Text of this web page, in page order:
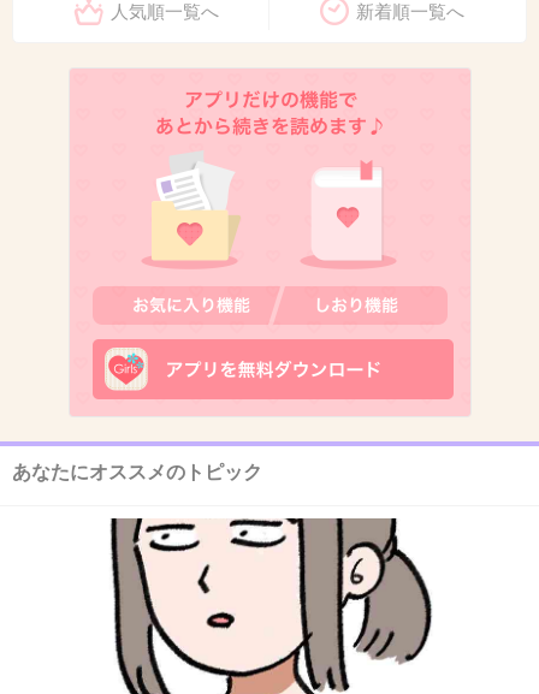
2014/10/10(金) 10:16:09
手越チャラいな
+1296
2014/10/10(金) 10:16:14
やっぱり付き合ってたんだね
+321
2014/10/10(金) 10:16:21
どうでもいい笑
2014/10/10(金) 10:16:28
水色のフワフワが、すごくダサそうなイメージ
+773
人気順一覧へ 新着順一覧へ
あなたにオススメのトピック